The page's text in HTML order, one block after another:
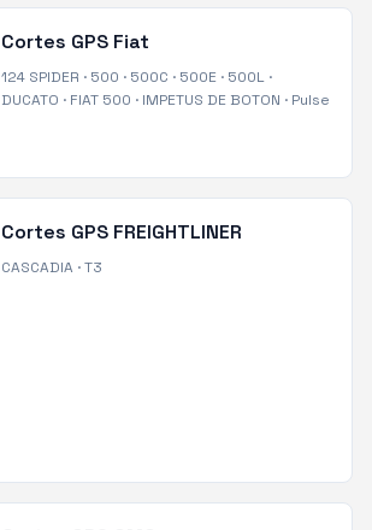
Cortes GPS Fiat
124 SPIDER · 500 · 500C · 500E· 500L·
DUCATO · FIAT 500 · IMPETUS DE BOTON · Pulse
Cortes GPS FREIGHTLINER
CASCADIA ·T3